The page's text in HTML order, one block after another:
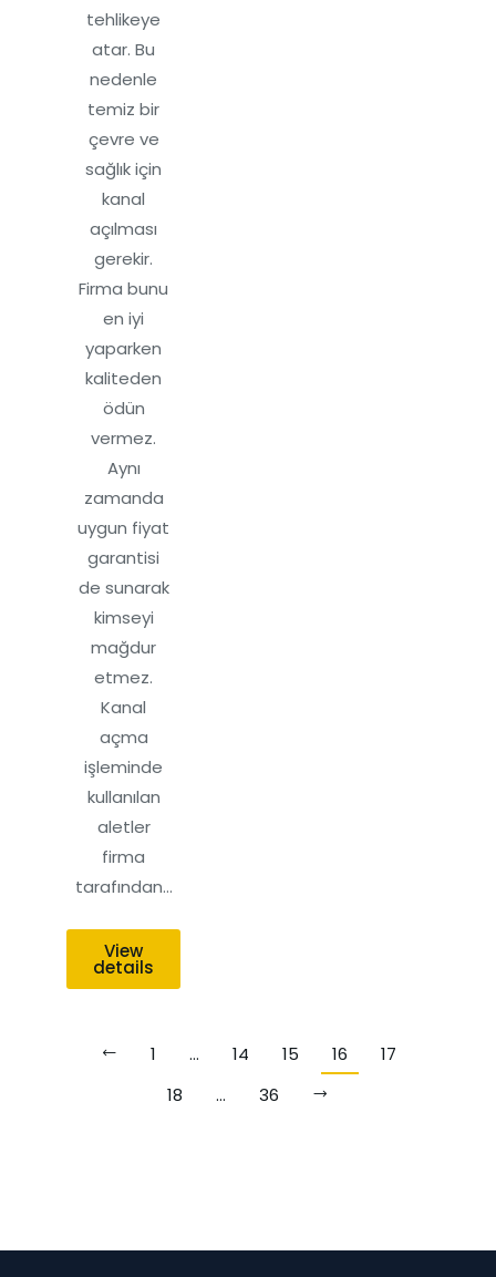
tehlikeye
atar. Bu
nedenle
temiz bir
çevre ve
sağlık için
kanal
açılması
gerekir.
Firma bunu
en iyi
yaparken
kaliteden
ödün
vermez.
Aynı
zamanda
uygun fiyat
garantisi
de sunarak
kimseyi
mağdur
etmez.
Kanal
açma
işleminde
kullanılan
aletler
firma
tarafından…
View
details
1 … 14 15 16
17
18
… 36